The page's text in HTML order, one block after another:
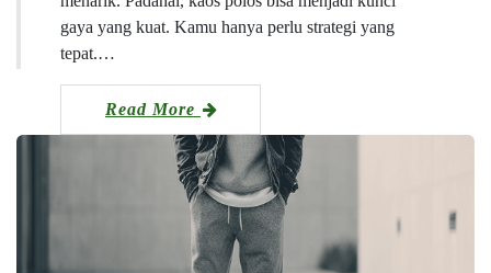
gaya yang kuat. Kamu hanya perlu strategi yang
tepat.…
Read More